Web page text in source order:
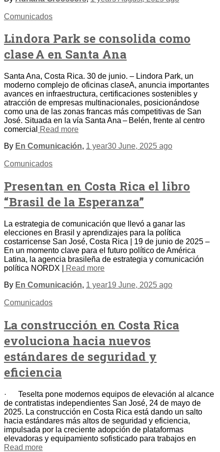
Comunicados
Lindora Park se consolida como
clase A en Santa Ana
Santa Ana, Costa Rica. 30 de junio. – Lindora Park, un
moderno complejo de oficinas claseA, anuncia importantes
avances en infraestructura, certificaciones sostenibles y
atracción de empresas multinacionales, posicionándose
como una de las zonas francas más competitivas de San
José. Situada en la vía Santa Ana – Belén, frente al centro
comercial
Read more
By En Comunicación, 1 year30 June, 2025 ago
Comunicados
Presentan en Costa Rica el libro
“Brasil de la Esperanza”
La estrategia de comunicación que llevó a ganar las
elecciones en Brasil y aprendizajes para la política
costarricense San José, Costa Rica | 19 de junio de 2025 –
En un momento clave para el futuro político de América
Latina, la agencia brasileña de estrategia y comunicación
política NORDX |
Read more
By En Comunicación, 1 year19 June, 2025 ago
Comunicados
La construcción en Costa Rica
evoluciona hacia nuevos
estándares de seguridad y
eficiencia
· Teselta pone modernos equipos de elevación al alcance
de contratistas independientes San José, 24 de mayo de
2025. La construcción en Costa Rica está dando un salto
hacia estándares más altos de seguridad y eficiencia,
impulsada por la creciente adopción de plataformas
elevadoras y equipamiento sofisticado para trabajos en
Read more